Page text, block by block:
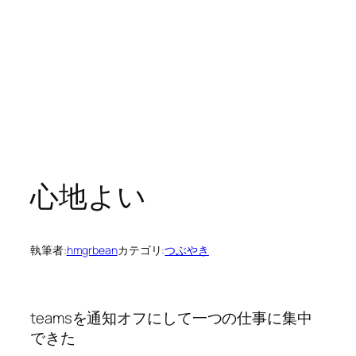
心地よい
執筆者:hmgrbeanカテゴリ:つぶやき
teamsを通知オフにして一つの仕事に集中
できた